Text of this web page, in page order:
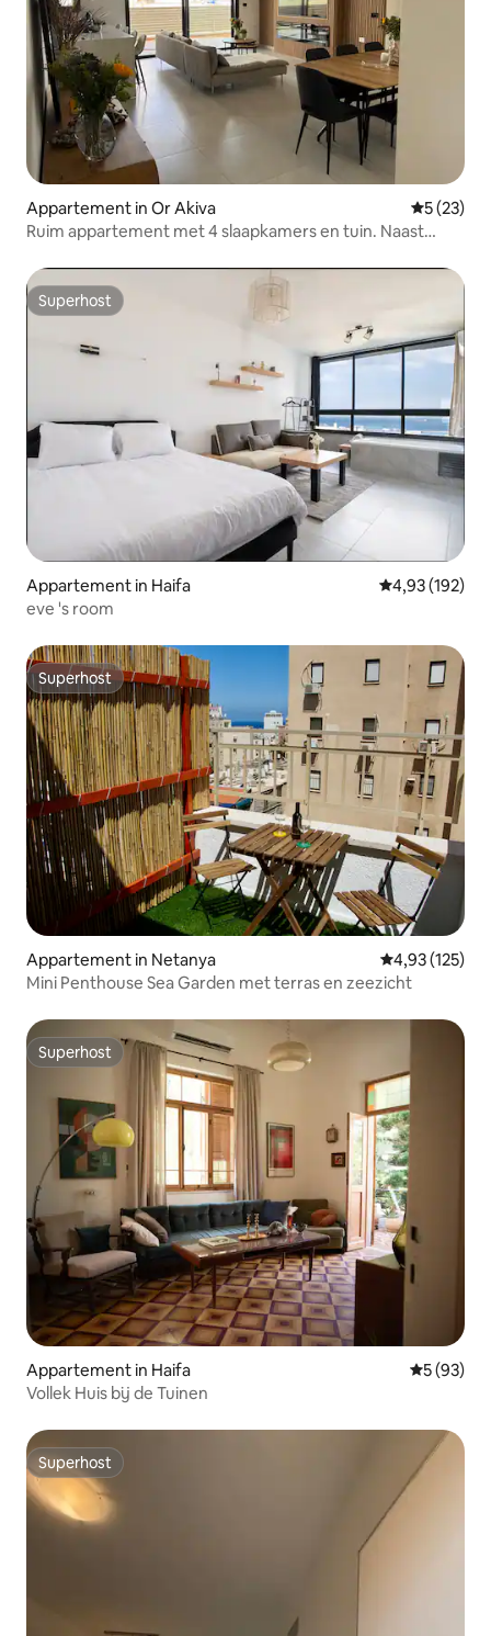
Appartement in Or Akiva
5 (23)
Ruim appartement met 4 slaapkamers en tuin. Naast
Superhost
Superhost
Appartement in Haifa Gemiddelde
4,93 (192)
eve 's room
Superhost
Superhost
Appartement in Netanya Gemiddelde
4,93 (125)
Mini Penthouse Sea Garden met terras en zeezicht
Superhost
Superhost
Appartement in Haifa
5 (93)
Vollek Huis bij de Tuinen
Superhost
Superhost